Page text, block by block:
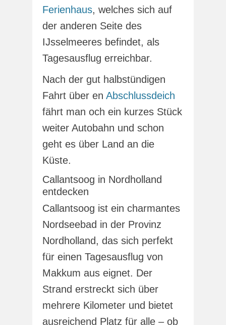
Ferienhaus, welches sich auf
der anderen Seite des
IJsselmeeres befindet, als
Tagesausflug erreichbar.
Nach der gut halbstündigen
Fahrt über en Abschlussdeich
fährt man och ein kurzes Stück
weiter Autobahn und schon
geht es über Land an die
Küste.
Callantsoog in Nordholland
entdecken
Callantsoog ist ein charmantes
Nordseebad in der Provinz
Nordholland, das sich perfekt
für einen Tagesausflug von
Makkum aus eignet. Der
Strand erstreckt sich über
mehrere Kilometer und bietet
ausreichend Platz für alle – ob